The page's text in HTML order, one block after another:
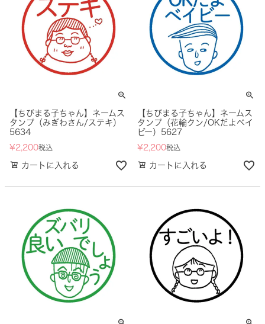
【ちびまる子ちゃん】ネームス
タンプ（みぎわさん/ステキ）
5634
¥2,200税込
カートに入れる
【ちびまる子ちゃん】ネームス
タンプ（花輪クン/OKだよベイ
ビー）5627
¥2,200税込
カートに入れる